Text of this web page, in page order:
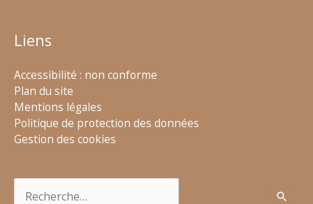
Liens
Accessibilité : non conforme
Plan du site
Mentions légales
Politique de protection des données
Gestion des cookies